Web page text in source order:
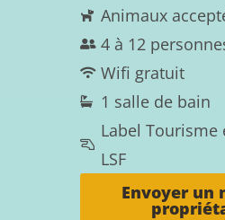
Animaux
4 à 12
Wifi gratuit
1 salle de bain
Label Tourisme
LSF
Envoyer un